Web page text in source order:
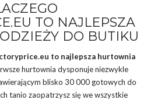
TO NAJLEPSZA
DO BUTIKU
to najlepsza hurtownia
hurtownia dysponuje niezwykle
blisko 30 000 gotowych do
tanio zaopatrzysz się we wszystkie